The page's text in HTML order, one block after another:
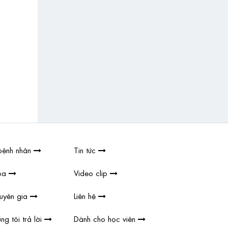
nhân Tin tức
Video clip
gia Liên hệ
tôi trả lời Dành cho học viên